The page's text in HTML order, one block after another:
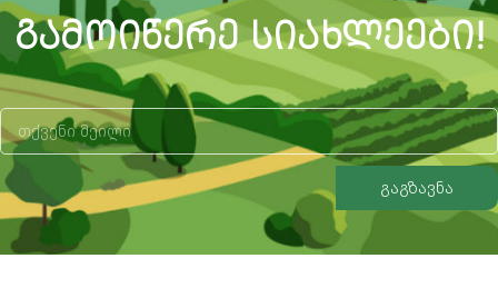
ᲒᲐᲛᲝᲘᲬᲔᲠᲔ ᲡᲘᲐᲮᲚᲔᲔᲑᲘ!
გაგზავნა
Alternative: